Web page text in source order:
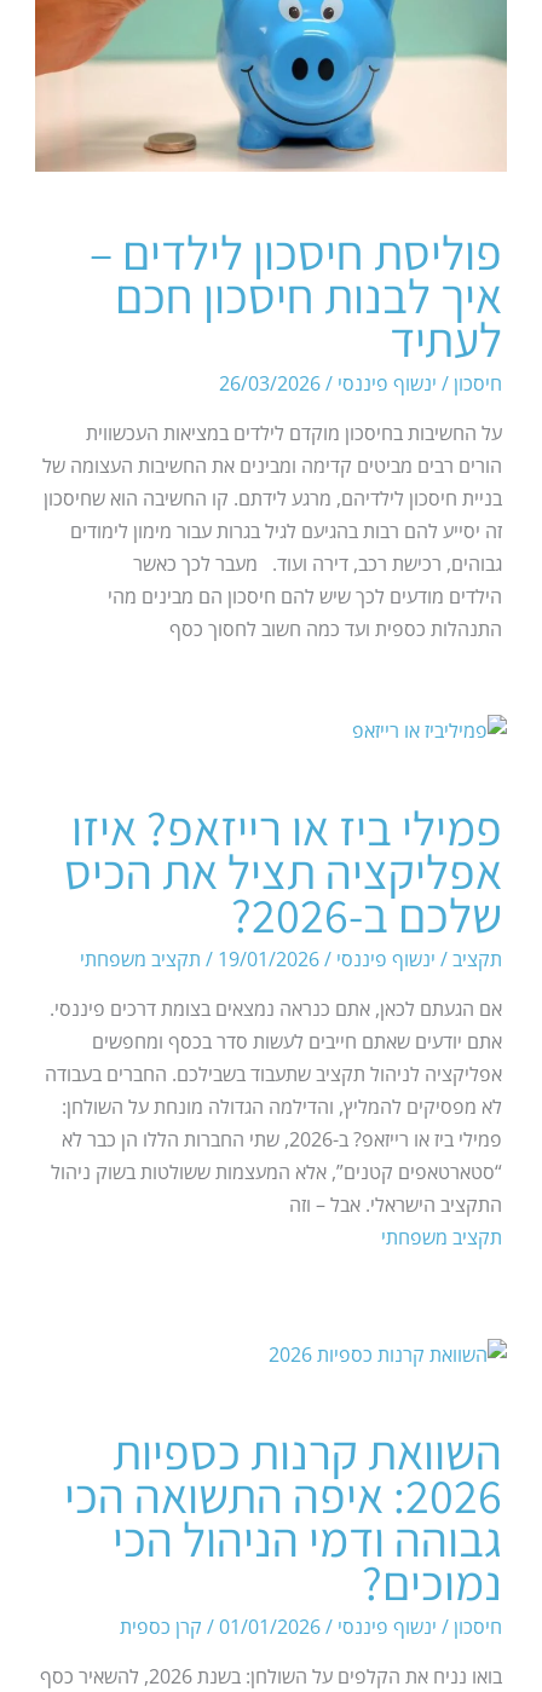
פוליסת חיסכון לילדים –
איך לבנות חיסכון חכם
לעתיד
חיסכון / ינשוף פיננסי /
26/03/2026
על החשיבות בחיסכון מוקדם לילדים במציאות העכשווית
הורים רבים מביטים קדימה ומבינים את החשיבות העצומה של
בניית חיסכון לילדיהם, מרגע לידתם. קו החשיבה הוא שחיסכון
זה יסייע להם רבות בהגיעם לגיל בגרות עבור מימון לימודים
גבוהים, רכישת רכב, דירה ועוד. מעבר לכך כאשר
הילדים מודעים לכך שיש להם חיסכון הם מבינים מהי
התנהלות כספית ועד כמה חשוב לחסוך כסף
פמילי ביז או רייזאפ? איזו
אפליקציה תציל את הכיס
שלכם ב-2026?
תקציב/ ינשוף פיננסי /
19/01/2026
/ תקציב משפחתי
אם הגעתם לכאן, אתם כנראה נמצאים בצומת דרכים פיננסי.
אתם יודעים שאתם חייבים לעשות סדר בכסף ומחפשים
אפליקציה לניהול תקציב שתעבוד בשבילכם. החברים בעבודה
לא מפסיקים להמליץ, והדילמה הגדולה מונחת על השולחן:
פמילי ביז או רייזאפ? ב-2026, שתי החברות הללו הן כבר לא
“סטארטאפים קטנים”, אלא המעצמות ששולטות בשוק ניהול
התקציב הישראלי. אבל – וזה
תקציב משפחתי
השוואת קרנות כספיות
2026: איפה התשואה הכי
גבוהה ודמי הניהול הכי
נמוכים?
חיסכון / ינשוף פיננסי /
01/01/2026
/ קרן כספית
בואו נניח את הקלפים על השולחן: בשנת 2026, להשאיר כסף